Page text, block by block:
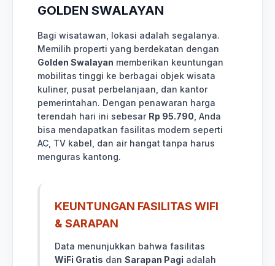
GOLDEN SWALAYAN
Bagi wisatawan, lokasi adalah segalanya.
Memilih properti yang berdekatan dengan
Golden Swalayan memberikan keuntungan
mobilitas tinggi ke berbagai objek wisata
kuliner, pusat perbelanjaan, dan kantor
pemerintahan. Dengan penawaran harga
terendah hari ini sebesar Rp 95.790 , Anda
bisa mendapatkan fasilitas modern seperti
AC, TV kabel, dan air hangat tanpa harus
menguras kantong.
KEUNTUNGAN FASILITAS WIFI
& SARAPAN
Data menunjukkan bahwa fasilitas
WiFi Gratis dan Sarapan Pagi adalah